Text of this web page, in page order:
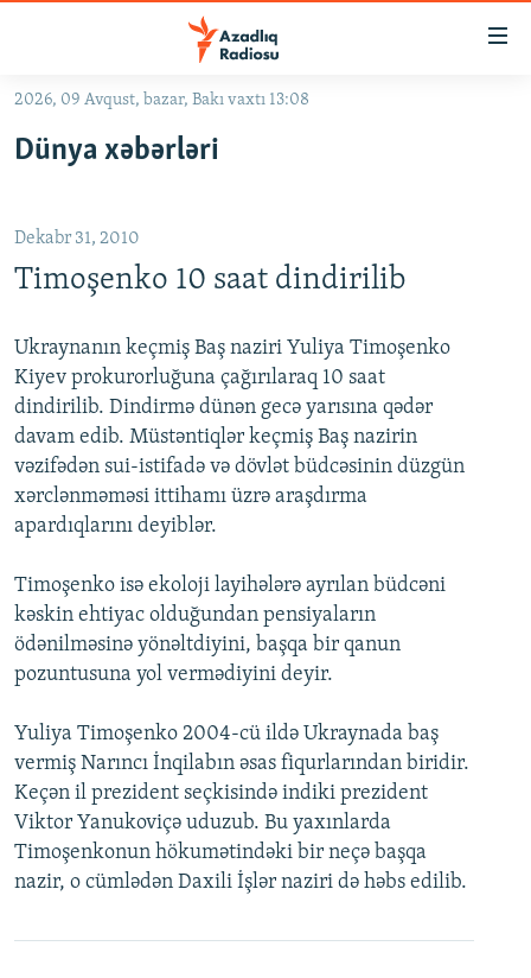
Əsas
qayıt
qayıt
Axtarışa
#İZAHLA
FƏRQƏ BAX
QANUNI DOĞRU
ARAŞDIRMA
MULTIMEDIA
VIDEO
FOTOQALEREYA
KARIKATURA
RADIO ARXIV
OXU ZALI
İSLAM VƏ DEMOKRATIYA
İZ - MƏDƏNIYYƏT PROQRAMI
HAQQIMIZDA
PEŞƏ ETIKASI VƏ JURNALISTIKA STANDARTLARIMIZ
MATERIALLARIMIZDAN ISTIFADƏ
AZADLIQRADIOSU MOBIL TELEFONUNUZDA
BIZIMLƏ ƏLAQƏ
XƏBƏR BÜLLETENLƏRIMIZ
BIZI IZLƏ
RFE/RL-in bütün saytları
2026, 09 Avqust, bazar, Bakı vaxtı 13:08
Dünya xəbərləri
Dekabr 31, 2010
Timoşenko 10 saat dindirilib
Ukraynanın keçmiş Baş naziri Yuliya Timoşenko
Kiyev prokurorluğuna çağırılaraq 10 saat
dindirilib. Dindirmə dünən gecə yarısına qədər
davam edib. Müstəntiqlər keçmiş Baş nazirin
vəzifədən sui-istifadə və dövlət büdcəsinin düzgün
xərclənməməsi ittihamı üzrə araşdırma
apardıqlarını deyiblər.
Timoşenko isə ekoloji layihələrə ayrılan büdcəni
kəskin ehtiyac olduğundan pensiyaların
ödənilməsinə yönəltdiyini, başqa bir qanun
pozuntusuna yol vermədiyini deyir.
Yuliya Timoşenko 2004-cü ildə Ukraynada baş
vermiş Narıncı İnqilabın əsas fiqurlarından biridir.
Keçən il prezident seçkisində indiki prezident
Viktor Yanukoviçə uduzub. Bu yaxınlarda
Timoşenkonun hökumətindəki bir neçə başqa
nazir, o cümlədən Daxili İşlər naziri də həbs edilib.